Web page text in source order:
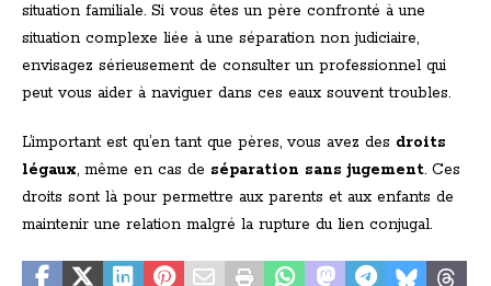
situation familiale. Si vous êtes un père confronté à une
situation complexe liée à une séparation non judiciaire,
envisagez sérieusement de consulter un professionnel qui
peut vous aider à naviguer dans ces eaux souvent troubles.
L’important est qu’en tant que pères, vous avez des droits
légaux, même en cas de séparation sans jugement. Ces
droits sont là pour permettre aux parents et aux enfants de
maintenir une relation malgré la rupture du lien conjugal.